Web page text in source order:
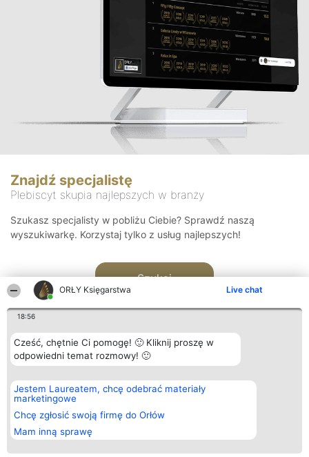
ORŁY Księgarstwa Live chat
18:56
Cześć, chętnie Ci pomogę! 🙂 Kliknij proszę w
odpowiedni temat rozmowy! 🙂
Jestem Laureatem, chcę odebrać materiały
marketingowe
Chcę zgłosić swoją firmę do Orłów
Mam inną sprawę
Znajdź specjalistę
Plebiscyt skupia najlepszych w branży
Szukasz specjalisty w pobliżu Ciebie? Sprawdź naszą
wyszukiwarkę. Korzystaj tylko z usług najlepszych!
Szukaj
Organizator plebiscytu
Bright Side Solutions sp. z o.
o. sp. k.
ul. Ruska 22
Wrocław 50-079
KRS 0000749100 | Regon
381313360 | NIP 8943132676
Plebiscyt
Laureaci
wszystkich
Laureatów
Regulamin
Kontakt
Kontakt